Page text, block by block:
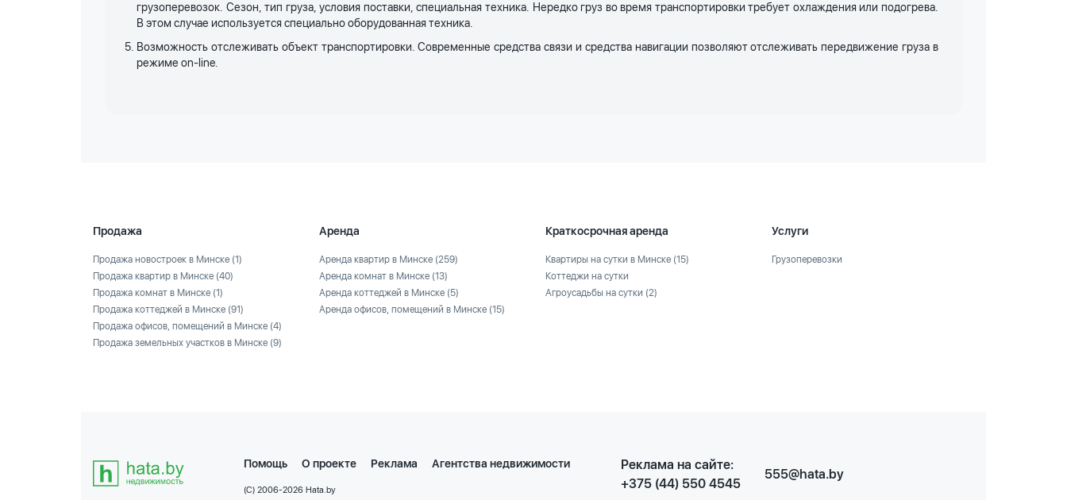
грузоперевозок. Сезон, тип груза, условия поставки, специальная техника. Нередко груз во время транспортировки требует охлаждения или подогрева.
В этом случае используется специально оборудованная техника.
Возможность отслеживать объект транспортировки. Современные средства связи и средства навигации позволяют отслеживать передвижение груза в
режиме on-line.
Продажа
Продажа новостроек в Минске (1)
Продажа квартир в Минске (40)
Продажа комнат в Минске (1)
Продажа коттеджей в Минске (91)
Продажа офисов, помещений в Минске (4)
Продажа земельных участков в Минске (9)
Аренда
Аренда квартир в Минске (259)
Аренда комнат в Минске (13)
Аренда коттеджей в Минске (5)
Аренда офисов, помещений в Минске (15)
Краткосрочная аренда
Квартиры на сутки в Минске (15)
Коттеджи на сутки
Агроусадьбы на сутки (2)
Услуги
Грузоперевозки
Помощь О проекте Реклама Агентства недвижимости
(C) 2006-2026 Hata.by
Реклама на сайте:
+375 (44) 550 4545
555@hata.by